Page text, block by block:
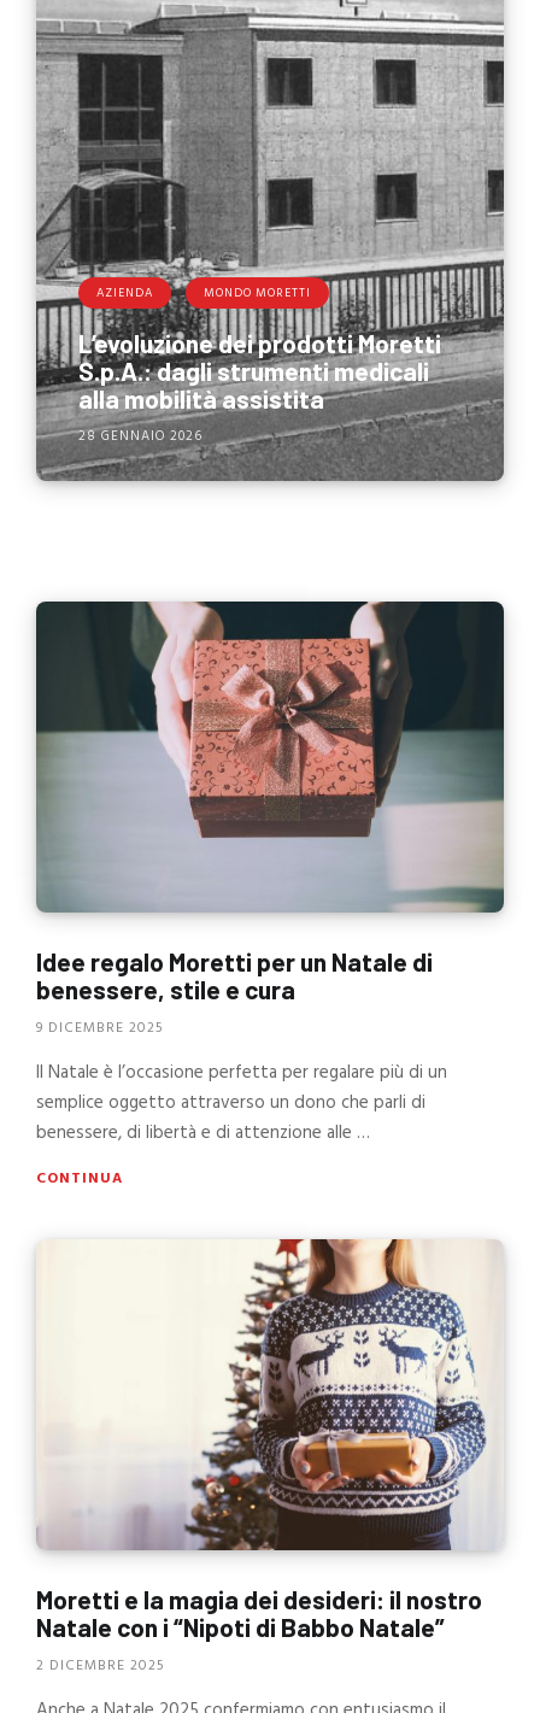
AZIENDA MONDO MORETTI
L’evoluzione dei prodotti Moretti
S.p.A.: dagli strumenti medicali
alla mobilità assistita
28 GENNAIO 2026
Idee regalo Moretti per un Natale di
benessere, stile e cura
9 DICEMBRE 2025
Il Natale è l’occasione perfetta per regalare più di un
semplice oggetto attraverso un dono che parli di
benessere, di libertà e di attenzione alle …
CONTINUA
Moretti e la magia dei desideri: il nostro
Natale con i “Nipoti di Babbo Natale”
2 DICEMBRE 2025